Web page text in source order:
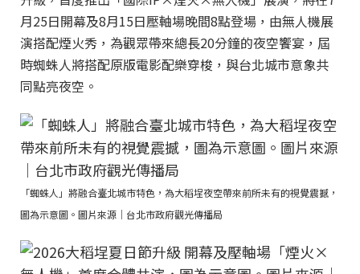
月25日開幕及8月15日壓軸場晚間8點登場，由無人機展
演搭配煙火秀，為觀眾帶來總長20分鐘的夜空饗宴，屆
時蜘蛛人將搭配原版電影配樂穿梭，與台北城市意象共
同點亮夜空。
「蜘蛛人」將融合臺北城市特色，為大稻埕夜空帶來前所未有的視覺震撼，
圖為示意圖。圖片來源｜台北市政府觀光傳播局